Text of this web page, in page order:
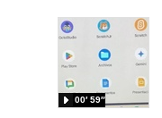
00′ 59″